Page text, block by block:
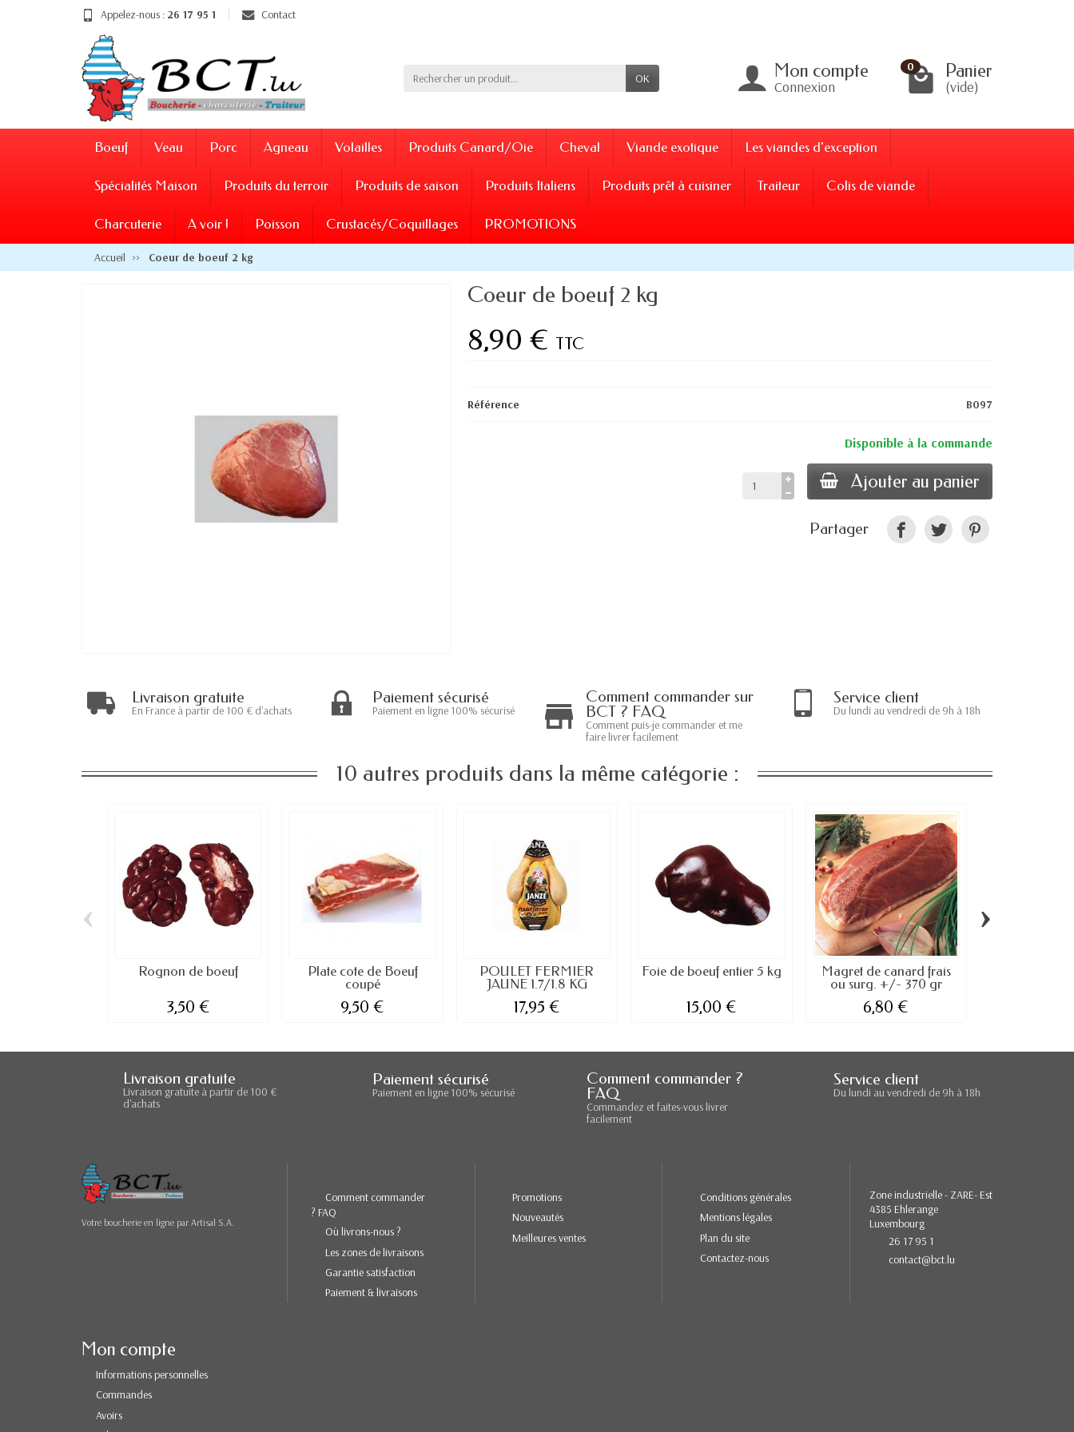
Appelez-nous : 26 17 95 1 Contact
OK Mon compte
Connexion
0 Panier
(vide)
Boeuf Veau Porc Agneau Volailles Produits Canard/Oie Cheval Viande exotique Les viandes d'exception
Spécialités Maison Produits du terroir Produits de saison Produits Italiens Produits prêt à cuisiner Traiteur Colis de viande
Charcuterie A voir ! Poisson Crustacés/Coquillages PROMOTIONS
Accueil Coeur de boeuf 2 kg
Coeur de boeuf 2 kg
8,90 € TTC
Référence B097
Disponible à la commande
Ajouter au panier
Partager
Livraison gratuite
En France à partir de 100 € d'achats
Paiement sécurisé
Paiement en ligne 100% sécurisé
Comment commander sur
BCT ? FAQ
Comment puis-je commander et me
faire livrer facilement
Service client
Du lundi au vendredi de 9h à 18h
10 autres produits dans la même catégorie :
Rognon de boeuf
3,50 €
Plate cote de Boeuf
coupé
9,50 €
POULET FERMIER
JAUNE 1.7/1.8 KG
17,95 €
Foie de boeuf entier 5 kg
15,00 €
Magret de canard frais
ou surg. +/- 370 gr
6,80 €
‹ ›
Livraison gratuite
Livraison gratuite à partir de 100 €
d'achats
Paiement sécurisé
Paiement en ligne 100% sécurisé
Comment commander ?
FAQ
Commandez et faites-vous livrer
facilement
Service client
Du lundi au vendredi de 9h à 18h
Votre boucherie en ligne par Artisal S.A.
Comment commander
? FAQ
Où livrons-nous ?
Les zones de livraisons
Garantie satisfaction
Paiement & livraisons
Promotions
Nouveautés
Meilleures ventes
Conditions générales
Mentions légales
Plan du site
Contactez-nous
Zone industrielle - ZARE- Est
4385 Ehlerange
Luxembourg
26 17 95 1
contact@bct.lu
Mon compte
Informations personnelles
Commandes
Avoirs